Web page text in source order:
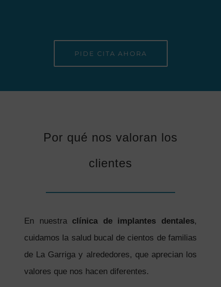
PIDE CITA AHORA
Por qué nos valoran los
clientes
En nuestra clínica de implantes dentales,
cuidamos la salud bucal de cientos de familias
de La Garriga y alrededores, que aprecian los
valores que nos hacen diferentes.